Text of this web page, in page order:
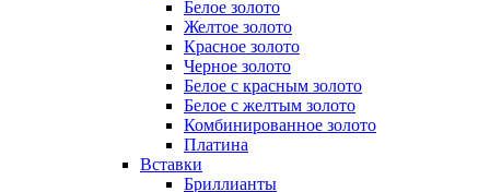
Белое золото
Желтое золото
Красное золото
Черное золото
Белое с красным золото
Белое с желтым золото
Комбинированное золото
Платина
Вставки
Бриллианты